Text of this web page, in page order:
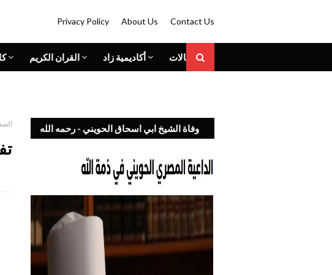
Privacy Policy About Us Contact Us
القران الكريم أكاديمية زاد المقالات
وفاة الشيخ ابي اسحاق الحويني - رحمه الله